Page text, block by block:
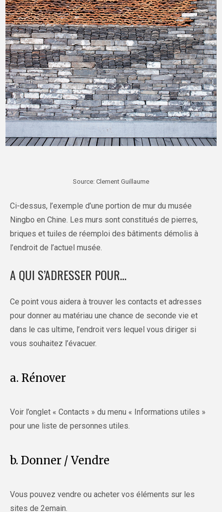
Source: Clement Guillaume
Ci-dessus, l’exemple d’une portion de mur du musée
Ningbo en Chine. Les murs sont constitués de pierres,
briques et tuiles de réemploi des bâtiments démolis à
l’endroit de l’actuel musée.
A QUI S’ADRESSER POUR…
Ce point vous aidera à trouver les contacts et adresses
pour donner au matériau une chance de seconde vie et
dans le cas ultime, l’endroit vers lequel vous diriger si
vous souhaitez l’évacuer.
a. Rénover
Voir l’onglet « Contacts » du menu « Informations utiles »
pour une liste de personnes utiles.
b. Donner / Vendre
Vous pouvez vendre ou acheter vos éléments sur les
sites de 2emain.